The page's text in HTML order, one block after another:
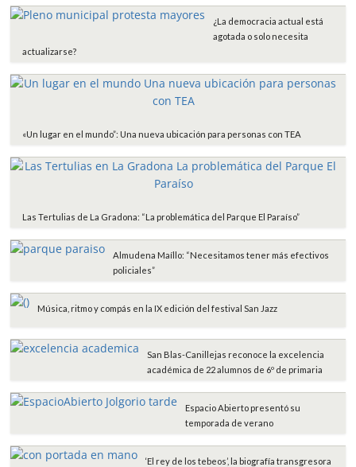
o
r
p
p
t
¿La democracia actual está
agotada o solo necesita
actualizarse?
«Un lugar en el mundo”: Una nueva ubicación para personas con TEA
Las Tertulias de La Gradona: “La problemática del Parque El Paraíso”
Almudena Maíllo: “Necesitamos tener más efectivos
policiales”
Música, ritmo y compás en la IX edición del festival San Jazz
San Blas-Canillejas reconoce la excelencia
académica de 22 alumnos de 6º de primaria
Espacio Abierto presentó su
temporada de verano
‘El rey de los tebeos’, la biografía transgresora